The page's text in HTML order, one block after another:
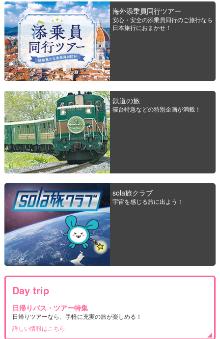
海外添乗員同行ツアー
安心・安全の添乗員同行のご旅行なら
日本旅行におまかせ！
鉄道の旅
寝台特急などの特別企画が満載！
sola旅クラブ
宇宙を感じる旅に出よう！
Day trip
日帰りバス・ツアー特集
日帰りツアーなら、手軽に充実の旅が楽しめる！
詳しい情報はこちら